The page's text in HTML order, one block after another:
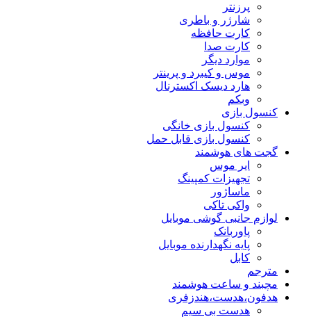
پرزنتر
شارژر و باطری
کارت حافظه
کارت صدا
موارد دیگر
موس و کیبرد و پرینتر
هارد دیسک اکسترنال
وبکم
کنسول بازی
کنسول بازی خانگی
کنسول بازی قابل حمل
گجت های هوشمند
ایر موس
تجهیزات کمپینگ
ماساژور
واکی تاکی
لوازم جانبی گوشی موبایل
پاوربانک
پایه نگهدارنده موبایل
کابل
مترجم
مچبند و ساعت هوشمند
هدفون،هدست،هندزفری
هدست بی سیم